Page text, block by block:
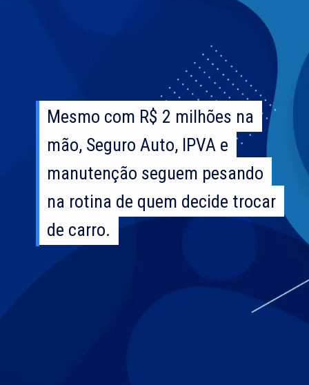
Mesmo com R$ 2 milhões na
mão, Seguro Auto, IPVA e
manutenção seguem pesando
na rotina de quem decide trocar
de carro.
Mesmo com R$ 2 milhões na
mão, Seguro Auto, IPVA e
manutenção seguem pesando
na rotina de quem decide trocar
de carro.